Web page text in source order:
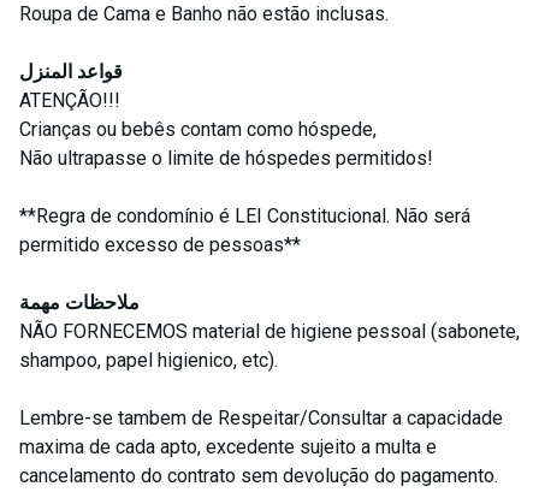
Roupa de Cama e Banho não estão inclusas.
قواعد المنزل
ATENÇÃO!!!
Crianças ou bebês contam como hóspede,
Não ultrapasse o limite de hóspedes permitidos!
**Regra de condomínio é LEI Constitucional. Não será
permitido excesso de pessoas**
ملاحظات مهمة
NÃO FORNECEMOS material de higiene pessoal (sabonete,
shampoo, papel higienico, etc).
Lembre-se tambem de Respeitar/Consultar a capacidade
maxima de cada apto, excedente sujeito a multa e
cancelamento do contrato sem devolução do pagamento.